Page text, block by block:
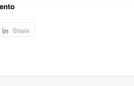
Share